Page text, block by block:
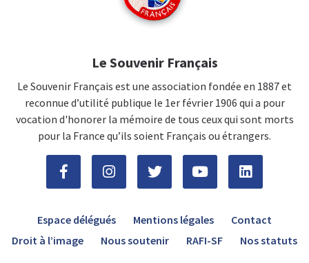
Le Souvenir Français
Le Souvenir Français est une association fondée en 1887 et
reconnue d’utilité publique le 1er février 1906 qui a pour
vocation d'honorer la mémoire de tous ceux qui sont morts
pour la France qu’ils soient Français ou étrangers.
Espace délégués Mentions légales
Contact
Droit à l’image
Nous soutenir RAFI-SF Nos statuts